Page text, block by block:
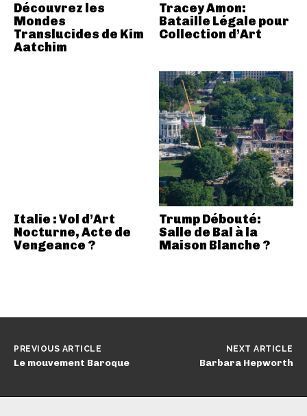
Découvrez les
Mondes
Translucides de Kim
Aatchim
Tracey Amon:
Bataille Légale pour
Collection d’Art
Italie : Vol d’Art
Nocturne, Acte de
Vengeance ?
Trump Débouté:
Salle de Bal à la
Maison Blanche ?
PREVIOUS ARTICLE
Le mouvement Baroque
NEXT ARTICLE
Barbara Hepworth